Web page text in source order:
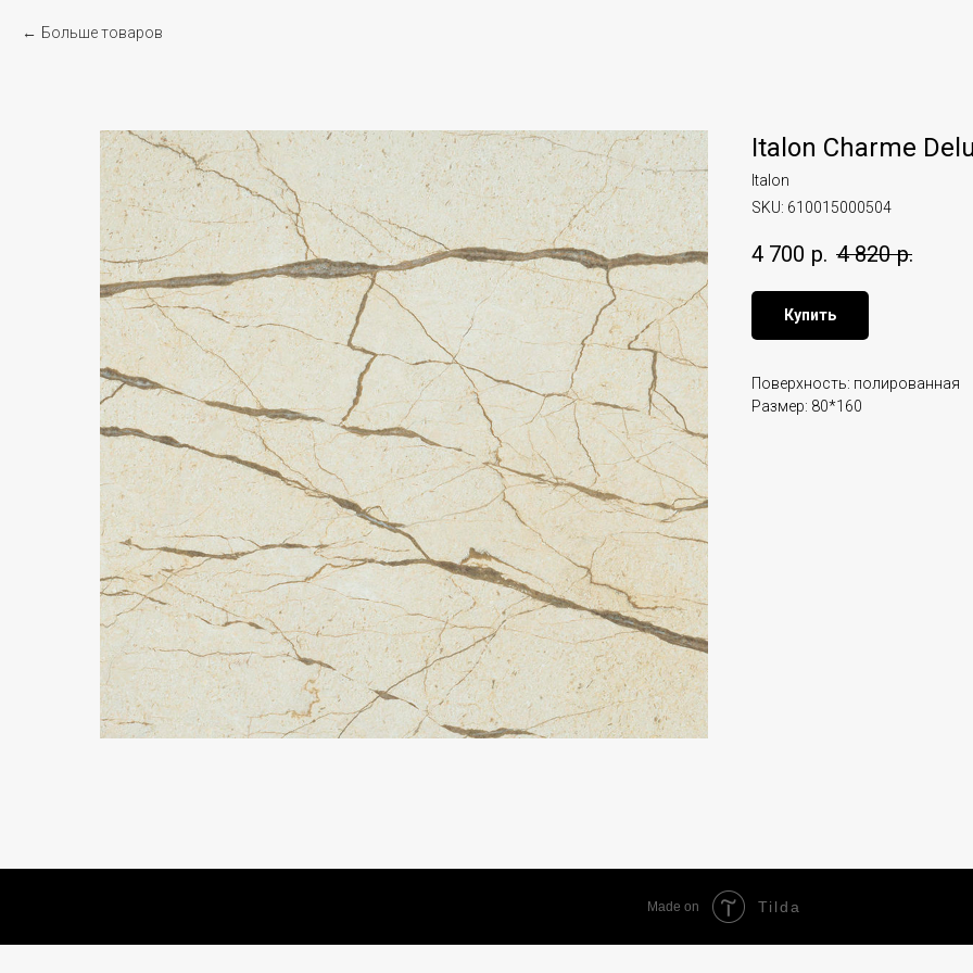
Больше товаров
Italon Charme
Italon
SKU: 610015000504
4 700 р. 4 820 р.
Купить
Поверхность: полированная
Размер: 80*160
Made on Tilda